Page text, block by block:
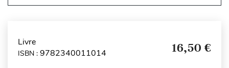
Livre
ISBN : 9782340011014 16,50 €